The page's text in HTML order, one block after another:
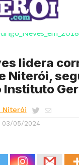
lidera
Niterói,
Instituto
Niterói
03/05/2024